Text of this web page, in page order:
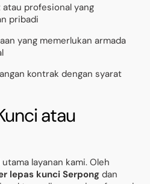
profesional yang
pribadi
yang memerlukan armada
kontrak dengan syarat
atau
layanan kami. Oleh
lepas kunci Serpong dan